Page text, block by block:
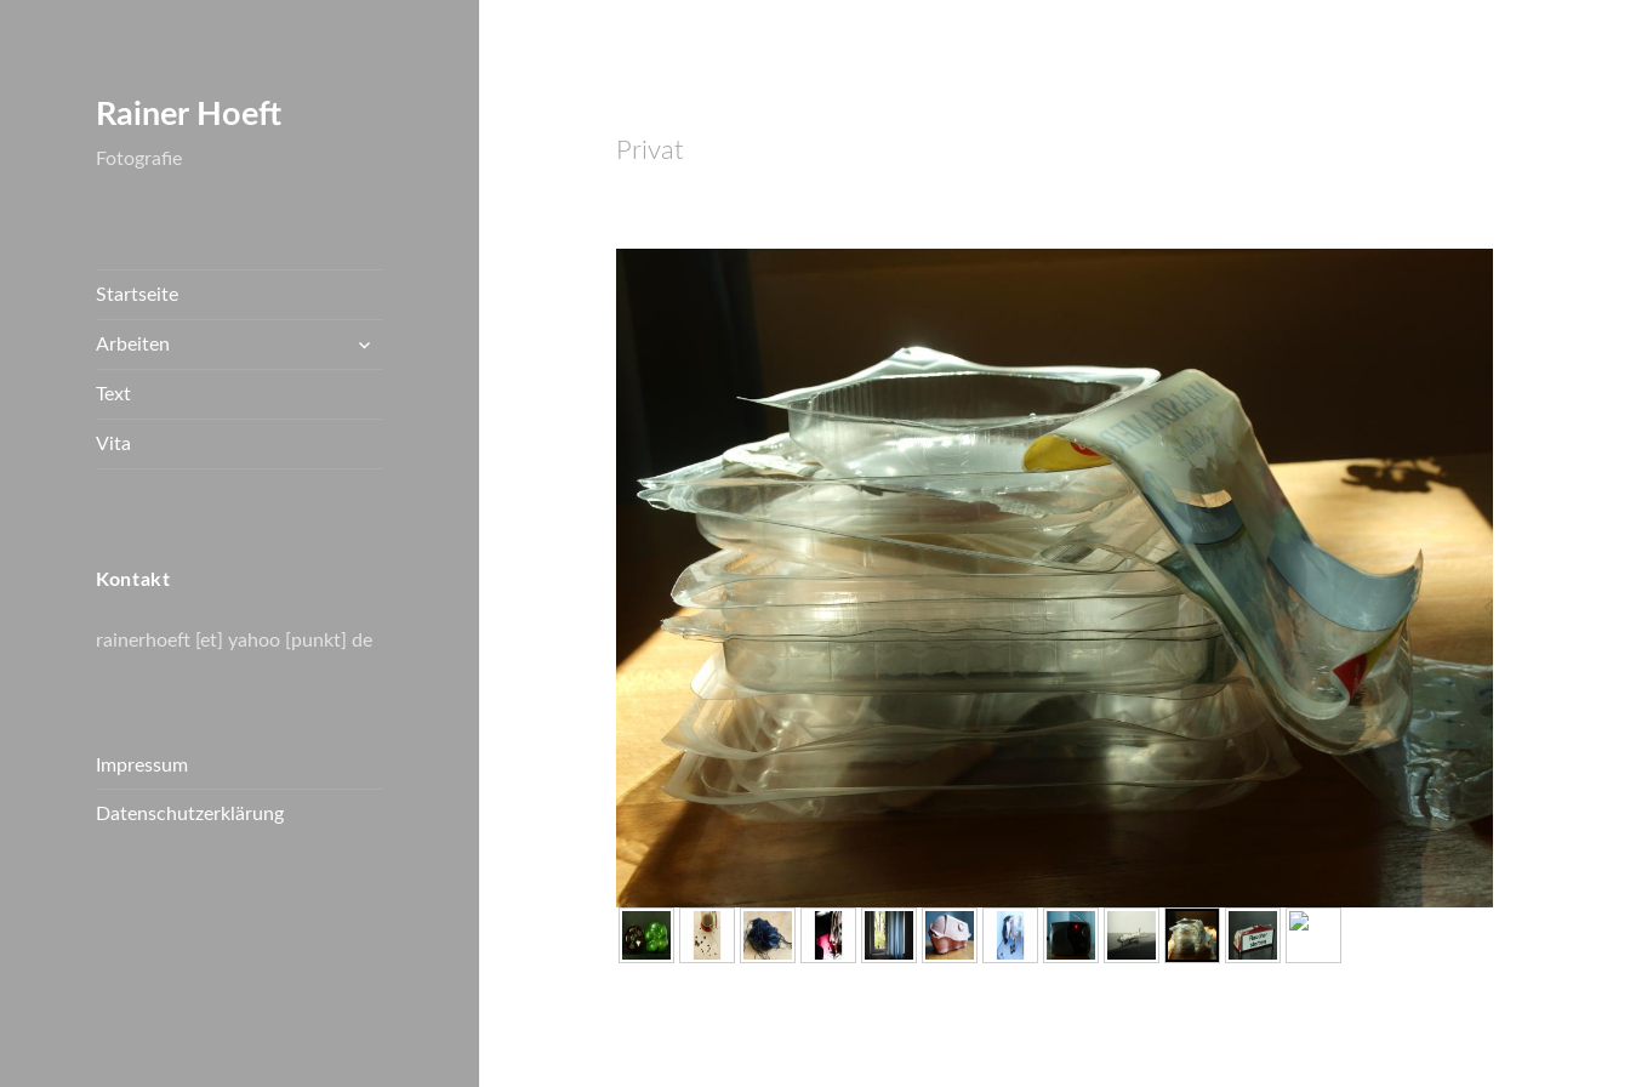
Rainer Hoeft
Fotografie
Startseite
Arbeiten
untermenü
Text
Vita
Kontakt
rainerhoeft [et] yahoo [punkt] de
Impressum
Datenschutzerklärung
Privat